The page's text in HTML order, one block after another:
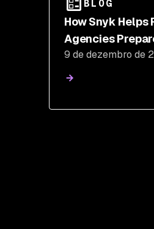
BLOG
How Snyk Helps
Agencies
Genesis Mission
Driven Science
9 de dezembro de